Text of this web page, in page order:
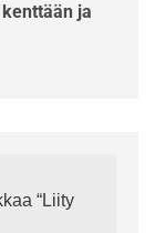
ja
“Liity